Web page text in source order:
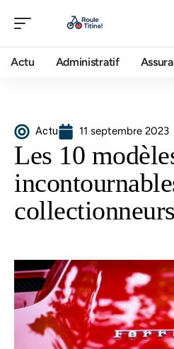
Actu Administratif
Actu 11 septembre 2023
Les 10